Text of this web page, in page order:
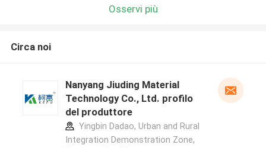
Osservi più
Circa noi
Nanyang Jiuding Material
Technology Co., Ltd. profilo
del produttore
Yingbin Dadao, Urban and Rural
Integration Demonstration Zone,